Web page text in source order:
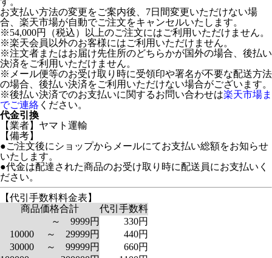
お支払い方法の変更をご案内後、7日間変更いただけない場
合、楽天市場が自動でご注文をキャンセルいたします。
※54,000円（税込）以上のご注文にはご利用いただけません。
※楽天会員以外のお客様にはご利用いただけません。
※注文者またはお届け先住所のどちらかが国外の場合、後払い
決済をご利用いただけません。
※メール便等のお受け取り時に受領印や署名が不要な配送方法
の場合、後払い決済をご利用いただけない場合がございます。
※後払い決済でのお支払いに関するお問い合わせは楽天市場ま
でご連絡 ください。
代金引換
【業者】ヤマト運輸
【備考】
●ご注文後にショップからメールにてお支払い総額をお知らせ
いたします。
●代金は配達された商品のお受け取り時に配送員にお支払いく
ださい。
【代引手数料料金表】
商品価格合計
代引手数料
～ 9999円
330円
10000 ～ 29999円
440円
30000 ～ 99999円
660円